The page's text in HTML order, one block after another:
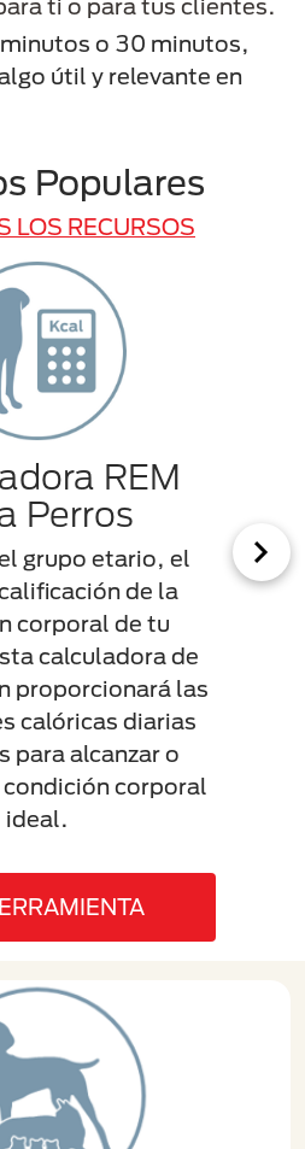
ti o para tus clientes.
o 30 minutos,
útil y relevante en
Populares
LOS RECURSOS
REM
Perros
grupo etario, el
de la
corporal de tu
calculadora de
proporcionará las
calóricas diarias
para alcanzar o
corporal
ideal.
Las